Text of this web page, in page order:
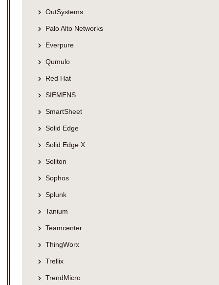
OutSystems
Palo Alto Networks
Everpure
Qumulo
Red Hat
SIEMENS
SmartSheet
Solid Edge
Solid Edge X
Soliton
Sophos
Splunk
Tanium
Teamcenter
ThingWorx
Trellix
TrendMicro